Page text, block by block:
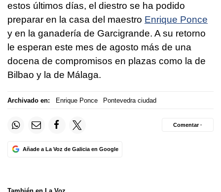
estos últimos días, el diestro se ha podido
preparar en la casa del maestro Enrique Ponce
y en la ganadería de Garcigrande. A su retorno
le esperan este mes de agosto más de una
docena de compromisos en plazas como la de
Bilbao y la de Málaga.
Archivado en: Enrique Ponce Pontevedra ciudad
Añade a La Voz de Galicia en Google
Comentar ·
También en La Voz